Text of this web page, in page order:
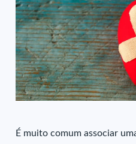
É muito comum associar